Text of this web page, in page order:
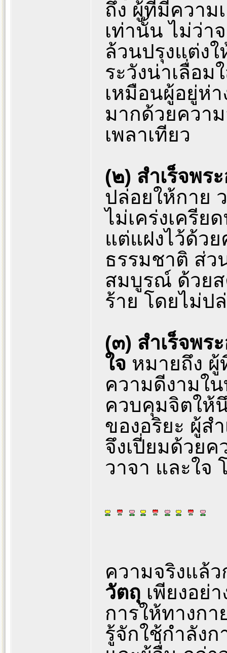
ถึง ผู้ที่มีความ
เท่านั้น ไม่ว่า
ล้วนปรุงแต่ง
ระวังน่าเลื่อม
เหมือนผู้อยู่ห่
มากด้วยควา
เพลาเทียว
(๒) สำเร็จพร
ปล่อยให้กาย
ไม่เคร่งเครีย
แต่แฝงไว้ด้ว
ธรรมชาติ ส่ว
สมบูรณ์ ด้วย
ร้าย โดยไม่ป
(๓) สำเร็จพร
ใจ หมายถึง ผู้
ความดีงามใ
ควบคุมจิตให้
ของอริยะ ผู้ส
จึงเปี่ยมด้วย
วาจา และใจ
ความจริงแล้
วัตถุ เพียงอย่
การให้ทางกา
รู้จักใช้กำลังก